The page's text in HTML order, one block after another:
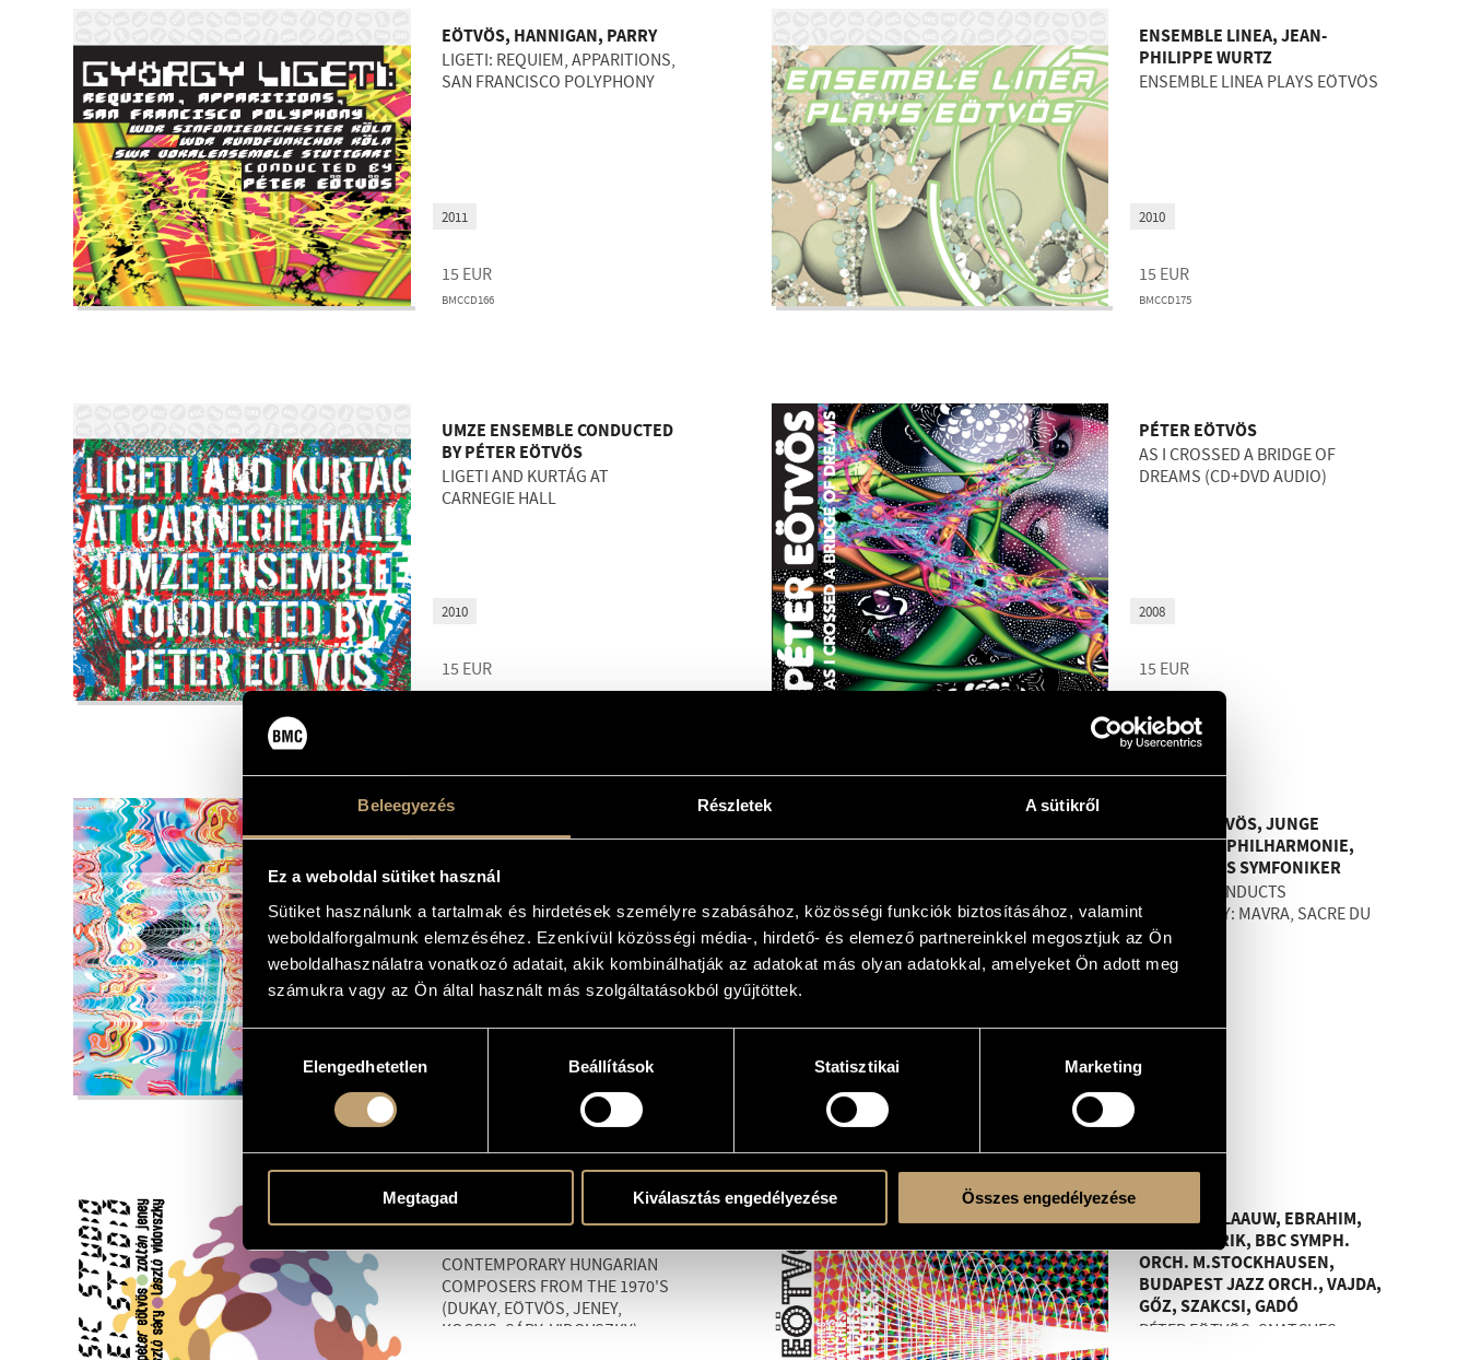
Beleegyezés Részletek A sütikről
Ez a weboldal sütiket használ
Sütiket használunk a tartalmak és hirdetések személyre szabásához, közösségi funkciók biztosításához, valamint
weboldalforgalmunk elemzéséhez. Ezenkívül közösségi média-, hirdető- és elemező partnereinkkel megosztjuk az Ön
weboldalhasználatra vonatkozó adatait, akik kombinálhatják az adatokat más olyan adatokkal, amelyeket Ön adott meg
számukra vagy az Ön által használt más szolgáltatásokból gyűjtöttek.
kiválasztásaElengedhetetlen Beállítások Statisztikai Marketing
Megtagad Kiválasztás engedélyezése Összes engedélyezése
EÖTVÖS, HANNIGAN, PARRY
LIGETI: REQUIEM, APPARITIONS,
SAN FRANCISCO POLYPHONY
15 EUR
BMCCD166
2011
ENSEMBLE LINEA, JEAN-
PHILIPPE WURTZ
ENSEMBLE LINEA PLAYS EÖTVÖS
15 EUR
BMCCD175
2010
UMZE ENSEMBLE CONDUCTED
BY PÉTER EÖTVÖS
LIGETI AND KURTÁG AT
CARNEGIE HALL
15 EUR
BMCCD162
2010
PÉTER EÖTVÖS
AS I CROSSED A BRIDGE OF
DREAMS (CD+DVD AUDIO)
15 EUR
BMCCD138
2008
EÖTVÖS, TAMAYO, MERCIER,
LISCHKE
STOCKHAUSEN: GRUPPEN,
PUNKTE
PÉTER EÖTVÖS, JUNGE
DEUTSCHE PHILHARMONIE,
GÖTEBORGS SYMFONIKER
EÖTVÖS CONDUCTS
STRAVINSKY: MAVRA, SACRE DU
PRINTEMPS
15
NEW MUSIC STUDIO
CONTEMPORARY HUNGARIAN
COMPOSERS FROM THE 1970'S
(DUKAY, EÖTVÖS, JENEY,
KOCSIS, SÁRY, VIDOVSZKY)
EÖTVÖS, BLAAUW, EBRAHIM,
MUSIKFABRIK, BBC SYMPH.
ORCH. M.STOCKHAUSEN,
BUDAPEST JAZZ ORCH., VAJDA,
GŐZ, SZAKCSI, GADÓ
PÉTER EÖTVÖS: SNATCHES